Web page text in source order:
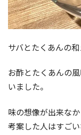
サバとたくあんの和
お酢とたくあんの
いました。
味の想像が出来な
考案した人はすご